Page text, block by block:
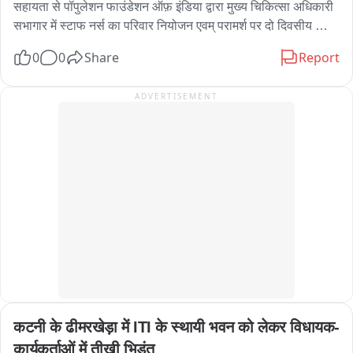
सहायता से पॉपुलेशन फाउंडेशन ऑफ़ इंडिया द्वारा मुख्य चिकित्सा अधिकारी
सभागार में स्टाफ नर्स का परिवार नियोजन एवम् परामर्श पर दो दिवसीय
एवं आने वाली चुनौतियों एवं उनके समाधान पर  पर चर्चा की गई।
0 0 Share Report
ADVERTISEMENT
कटनी के ढीमरखेड़ा में ITI के स्थायी भवन को लेकर विधायक-
कार्यकर्ताओं में तीखी भिड़ंत